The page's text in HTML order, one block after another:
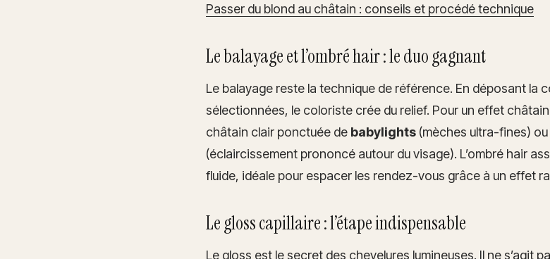
Passer du blond au châtain : conseils et procédé technique
Le balayage et l’ombré hair : le duo gagnant
Le balayage reste la technique de référence. En déposant la
sélectionnées, le coloriste crée du relief. Pour un effet
châtain clair ponctuée de babylights (mèches ultra-fines) ou
(éclaircissement prononcé autour du visage). L’ombré hair
fluide, idéale pour espacer les rendez-vous grâce à un effet
Le gloss capillaire : l’étape indispensable
Le gloss est le secret des chevelures lumineuses. Il ne s’agit